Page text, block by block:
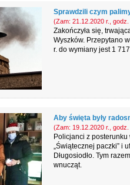
Sprawdzili czym
(Zam: 21.12.2020 r., godz.
Zakończyła się,
Wyszków. Przepytano
r. do wymiany jest 1
Aby święta były
(Zam: 19.12.2020 r., godz.
Policjanci z posterunku
„Świątecznej paczki” i
Długosiodło. Tym
wnucząt.